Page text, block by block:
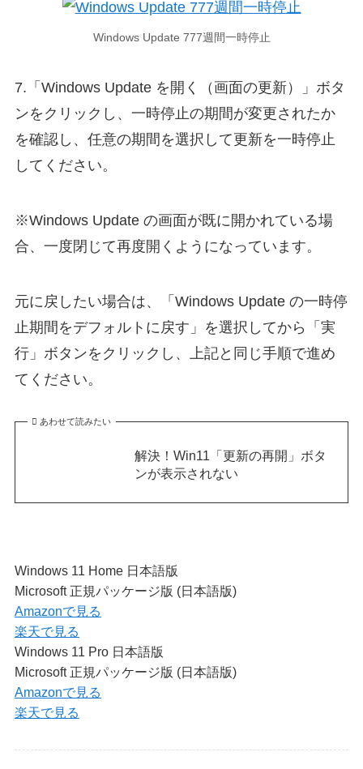
Windows Update 777週間一時停止
7.「Windows Update を開く（画面の更新）」ボタ
ンをクリックし、一時停止の期間が変更されたか
を確認し、任意の期間を選択して更新を一時停止
してください。
※Windows Update の画面が既に開かれている場
合、一度閉じて再度開くようになっています。
元に戻したい場合は、「Windows Update の一時停
止期間をデフォルトに戻す」を選択してから「実
行」ボタンをクリックし、上記と同じ手順で進め
てください。
あわせて読みたい
解決！Win11「更新の再開」ボタ
ンが表示されない
Windows 11 Home 日本語版
Microsoft 正規パッケージ版 (日本語版)
Amazonで見る
楽天で見る
Windows 11 Pro 日本語版
Microsoft 正規パッケージ版 (日本語版)
Amazonで見る
楽天で見る